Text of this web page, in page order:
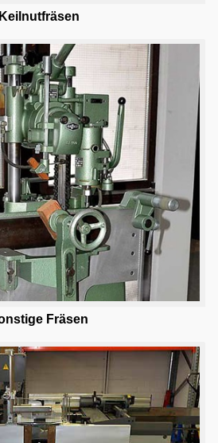
Arbeitsbuehnen
Keilnutfräsen
Fräsen